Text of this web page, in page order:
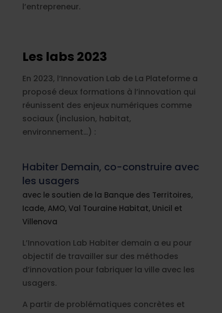
l’entrepreneur.
Les labs 2023
En 2023, l’Innovation Lab de La Plateforme a
proposé deux formations à l’innovation qui
réunissent des enjeux numériques comme
sociaux (inclusion, habitat,
environnement…) :
Habiter Demain, co-construire avec
les usagers
avec le soutien de la Banque des Territoires,
Icade, AMO, Val Touraine Habitat, Unicil et
Villenova
L’Innovation Lab Habiter demain a eu pour
objectif de travailler sur des méthodes
d’innovation pour fabriquer la ville avec les
usagers.
A partir de problématiques concrètes et